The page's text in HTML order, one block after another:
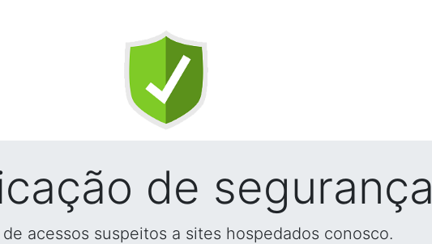
de segurança
acessos suspeitos a sites hospedados conosco.